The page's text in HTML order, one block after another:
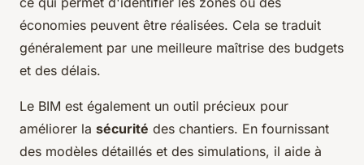
économies peuvent être réalisées. Cela se traduit
généralement par une meilleure maîtrise des budgets
et des délais.
Le BIM est également un outil précieux pour
améliorer la sécurité des chantiers. En fournissant
des modèles détaillés et des simulations, il aide à